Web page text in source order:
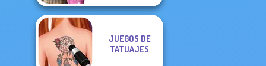
JUEGOS DE
TATUAJES